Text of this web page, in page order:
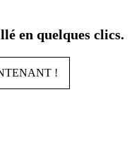
en quelques clics.
!